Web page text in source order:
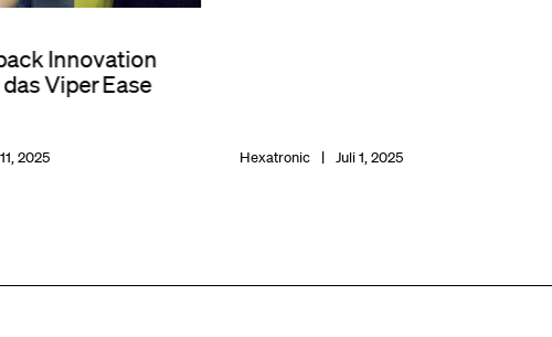
Innovation
Viper Ease
2025 Hexatronic Juli 1, 2025